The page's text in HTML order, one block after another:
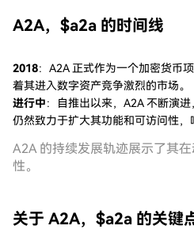
A2A，$a2a 的时间线
2018：A2A 正式作为一个加密货币
着其进入数字资产竞争激烈的市场。
进行中：自推出以来，A2A 不断演
仍然致力于扩大其功能和可访问性，
A2A 的持续发展轨迹展示了其
性。
关于 A2A，$a2a 的关键